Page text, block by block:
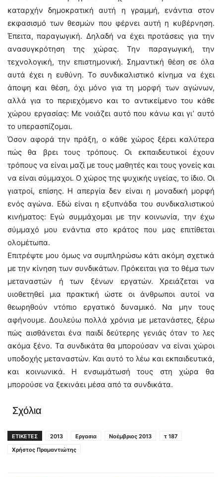
καταρχήν δημοκρατική αυτή η γραμμή, ενάντια στον
εκφασισμό των θεσμών που φέρνει αυτή η κυβέρνηση.
Έπειτα, παραγωγική. Δηλαδή να έχει προτάσεις για την
ανασυγκρότηση της χώρας. Την παραγωγική, την
τεχνολογική, την επιστημονική. Σημαντική θέση σε όλα
αυτά έχει η ευθύνη. Το συνδικαλιστικό κίνημα να έχει
άποψη και θέση, όχι μόνο για τη μορφή των αγώνων,
αλλά για το περιεχόμενο και το αντικείμενο του κάθε
χώρου εργασίας: Με νοιάζει αυτό που κάνω και γι’ αυτό
το υπερασπίζομαι.
Όσον αφορά την πράξη, ο κάθε χώρος ξέρει καλύτερα
πώς θα βρει τους τρόπους. Οι εκπαιδευτικοί έχουν
τρόπους να είναι μαζί με τους μαθητές και τους γονείς και
να είναι σύμμαχοι. Ο χώρος της ψυχικής υγείας, το ίδιο. Οι
γιατροί, επίσης. Η απεργία δεν είναι η μοναδική μορφή
ενός αγώνα. Εδώ είναι η εξυπνάδα του συνδικαλιστικού
κινήματος: Εγώ συμμάχομαι με την κοινωνία, την έχω
σύμμαχό μου ενάντια στο κράτος που μας επιτίθεται
ολομέτωπα.
Επιτρέψτε μου όμως να συμπληρώσω κάτι ακόμη σχετικά
με την κίνηση των συνδικάτων. Πρόκειται για το θέμα των
μεταναστών ή των ξένων εργατών. Χρειάζεται να
υιοθετηθεί μια πρακτική ώστε οι άνθρωποι αυτοί να
θεωρηθούν ντόπιο εργατικό δυναμικό. Να μην τους
αφήνουμε. Δουλεύω πολλά χρόνια με μετανάστες, ξέρω
πώς αισθάνεται ένα παιδί δεύτερης γενιάς όταν το λες
ακόμα ξένο. Τα συνδικάτα θα μπορούσαν να είναι χώροι
υποδοχής μεταναστών. Και αυτό το λέω και εκπαιδευτικά,
και κοινωνικά. Η ενσωμάτωσή τους στη χώρα θα
μπορούσε να ξεκινάει μέσα από τα συνδικάτα.
Σχόλια
ΕΤΙΚΕΤΕΣ 2013 Εργασια Νοέμβριος 2013
τ 187
Χρήστος Πραμαντιώτης